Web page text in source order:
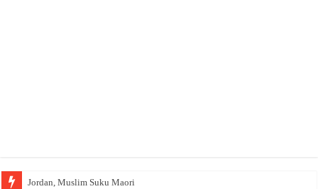
Jordan, Muslim Suku Maori